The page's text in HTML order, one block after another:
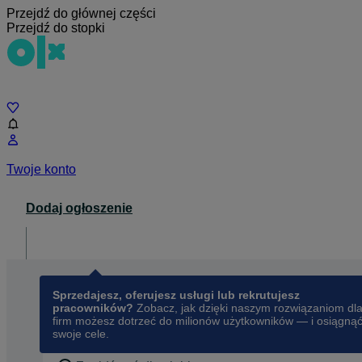
Przejdź do głównej części
Przejdź do stopki
Twoje konto
Dodaj ogłoszenie
Sprzedajesz, oferujesz usługi lub rekrutujesz
pracowników? Zobacz, jak dzięki naszym rozwiązaniom dla
firm możesz dotrzeć do milionów użytkowników — i osiągnąć
swoje cele.